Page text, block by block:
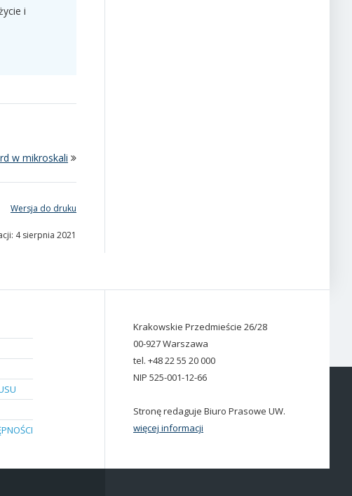
i
w mikroskali
Wersja do druku
4 sierpnia 2021
Krakowskie Przedmieście 26/28
00-927 Warszawa
tel. +48 22 55 20 000
NIP 525-001-12-66
Stronę redaguje Biuro Prasowe UW.
więcej informacji